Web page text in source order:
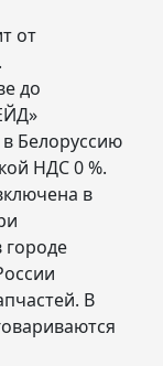
от
до
Белоруссию
НДС 0 %.
в
городе
В